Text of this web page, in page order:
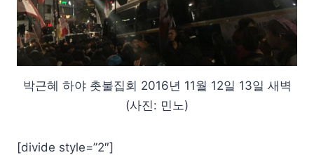
박근혜 하야 촛불집회 2016년 11월 12일 13일 새벽
(사진: 민노)
[divide style=”2″]